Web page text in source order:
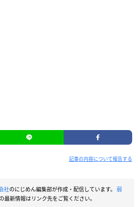
記事の内容について報告する
社のにじめん編集部が作成・配信しています。 弱
の最新情報はリンク先をご覧ください。